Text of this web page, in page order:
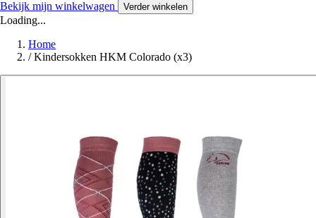
Bekijk mijn winkelwagen Verder winkelen
Loading...
Home
/ Kindersokken HKM Colorado (x3)